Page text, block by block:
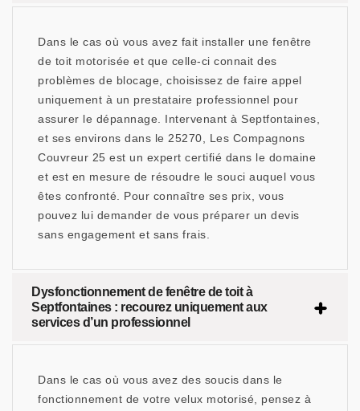
Dans le cas où vous avez fait installer une fenêtre
de toit motorisée et que celle-ci connait des
problèmes de blocage, choisissez de faire appel
uniquement à un prestataire professionnel pour
assurer le dépannage. Intervenant à Septfontaines,
et ses environs dans le 25270, Les Compagnons
Couvreur 25 est un expert certifié dans le domaine
et est en mesure de résoudre le souci auquel vous
êtes confronté. Pour connaître ses prix, vous
pouvez lui demander de vous préparer un devis
sans engagement et sans frais.
Dysfonctionnement de fenêtre de toit à
Septfontaines : recourez uniquement aux
services d’un professionnel
Dans le cas où vous avez des soucis dans le
fonctionnement de votre velux motorisé, pensez à